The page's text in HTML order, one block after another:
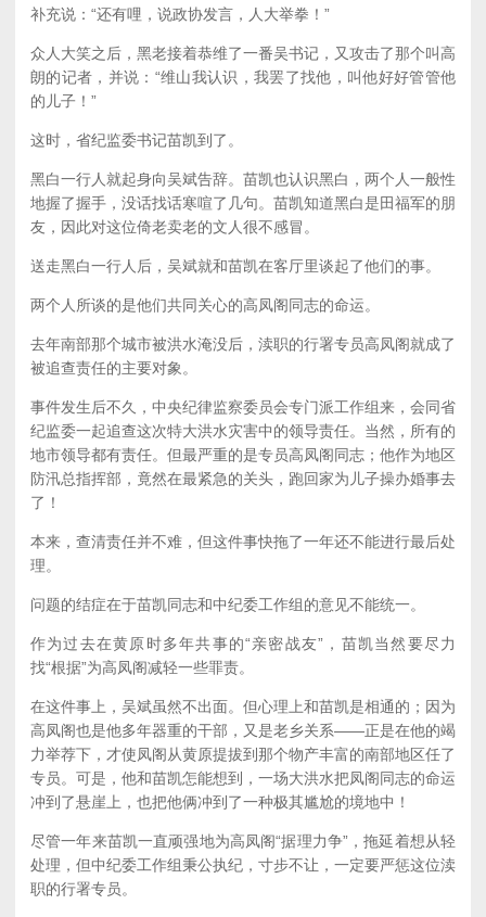
补充说：“还有哩，说政协发言，人大举拳！”
众人大笑之后，黑老接着恭维了一番吴书记，又攻击了那个叫高
朗的记者，并说：“维山我认识，我罢了找他，叫他好好管管他
的儿子！”
这时，省纪监委书记苗凯到了。
黑白一行人就起身向吴斌告辞。苗凯也认识黑白，两个人一般性
地握了握手，没话找话寒喧了几句。苗凯知道黑白是田福军的朋
友，因此对这位倚老卖老的文人很不感冒。
送走黑白一行人后，吴斌就和苗凯在客厅里谈起了他们的事。
两个人所谈的是他们共同关心的高凤阁同志的命运。
去年南部那个城市被洪水淹没后，渎职的行署专员高凤阁就成了
被追查责任的主要对象。
事件发生后不久，中央纪律监察委员会专门派工作组来，会同省
纪监委一起追查这次特大洪水灾害中的领导责任。当然，所有的
地市领导都有责任。但最严重的是专员高凤阁同志；他作为地区
防汛总指挥部，竟然在最紧急的关头，跑回家为儿子操办婚事去
了！
本来，查清责任并不难，但这件事快拖了一年还不能进行最后处
理。
问题的结症在于苗凯同志和中纪委工作组的意见不能统一。
作为过去在黄原时多年共事的“亲密战友”，苗凯当然要尽力
找“根据”为高凤阁减轻一些罪责。
在这件事上，吴斌虽然不出面。但心理上和苗凯是相通的；因为
高凤阁也是他多年器重的干部，又是老乡关系——正是在他的竭
力举荐下，才使凤阁从黄原提拔到那个物产丰富的南部地区任了
专员。可是，他和苗凯怎能想到，一场大洪水把凤阁同志的命运
冲到了悬崖上，也把他俩冲到了一种极其尴尬的境地中！
尽管一年来苗凯一直顽强地为高凤阁“据理力争”，拖延着想从轻
处理，但中纪委工作组秉公执纪，寸步不让，一定要严惩这位渎
职的行署专员。